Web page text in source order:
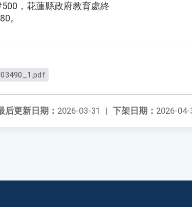
，花蓮縣政府教育處終
。
下架日期： 2026-04-
后更新日期： 2026-03-31 |